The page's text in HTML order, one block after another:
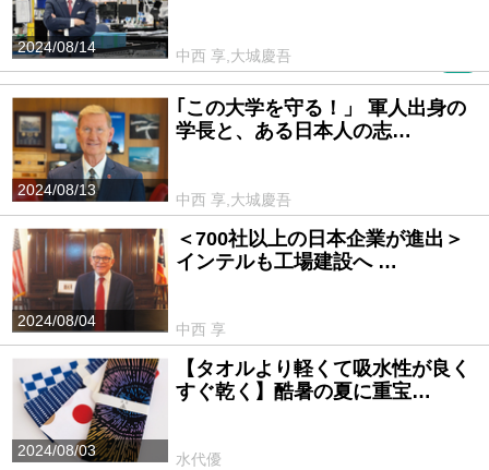
2024/08/14
中西 享,大城慶吾
2024/08/13
｢この大学を守る！」 軍人出身の
学長と、ある日本人の志…
中西 享,大城慶吾
2024/08/04
＜700社以上の日本企業が進出＞
インテルも工場建設へ …
中西 享
2024/08/03
【タオルより軽くて吸水性が良く
すぐ乾く】酷暑の夏に重宝…
水代優